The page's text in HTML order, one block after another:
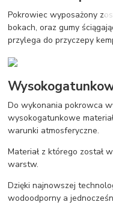
Pokrowiec wyposażony
bokach, oraz gumy
przylega do przyczepy
Do wykonania pokrowca
wysokogatunkowe
warunki atmosferyczne.
Materiał z którego został
warstw.
Dzięki najnowszej
wodoodporny a